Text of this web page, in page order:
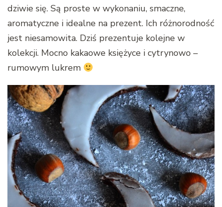
dziwie się. Są proste w wykonaniu, smaczne,
aromatyczne i idealne na prezent. Ich różnorodność
jest niesamowita. Dziś prezentuje kolejne w
kolekcji. Mocno kakaowe księżyce i cytrynowo –
rumowym lukrem